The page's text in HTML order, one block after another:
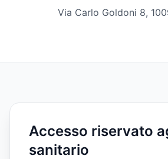
Accesso riservato
sanitario
Via Carlo Goldoni 8,
Invia un